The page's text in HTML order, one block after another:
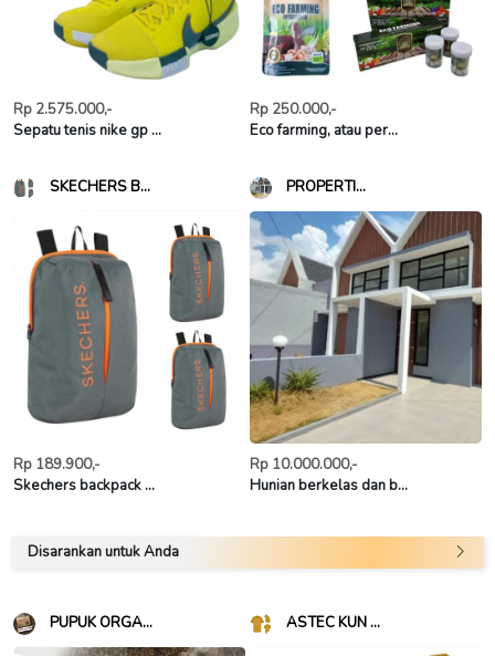
Rp 2.575.000,-
Sepatu tenis nike gp ...
Rp 250.000,-
Eco farming, atau per...
SKECHERS B...
Rp 189.900,-
Skechers backpack ...
PROPERTI...
Rp 10.000.000,-
Hunian berkelas dan b...
Disarankan untuk Anda
PUPUK ORGA... ASTEC KUN ...